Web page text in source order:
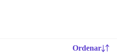
Ordenar